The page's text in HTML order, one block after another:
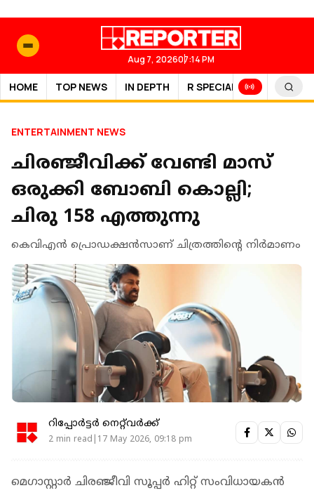
Aug 7, 202607:14 PM
HOME TOP NEWS IN DEPTH R SPECIAL SPORTS
ENTERTAINMENT NEWS
ചിരഞ്ജീവിക്ക് വേണ്ടി മാസ്
ഒരുക്കി ബോബി കൊല്ലി;
ചിരു 158 എത്തുന്നു
കെവിഎന്‍ പ്രൊഡക്ഷന്‍സാണ് ചിത്രത്തിന്റെ നിര്‍മാണം
റിപ്പോർട്ടർ നെറ്റ്‌വര്‍ക്ക്‌
2 min read|17 May 2026, 09:18 pm
മെഗാസ്റ്റാര്‍ ചിരഞ്ജീവി സൂപ്പര്‍ ഹിറ്റ് സംവിധായകന്‍